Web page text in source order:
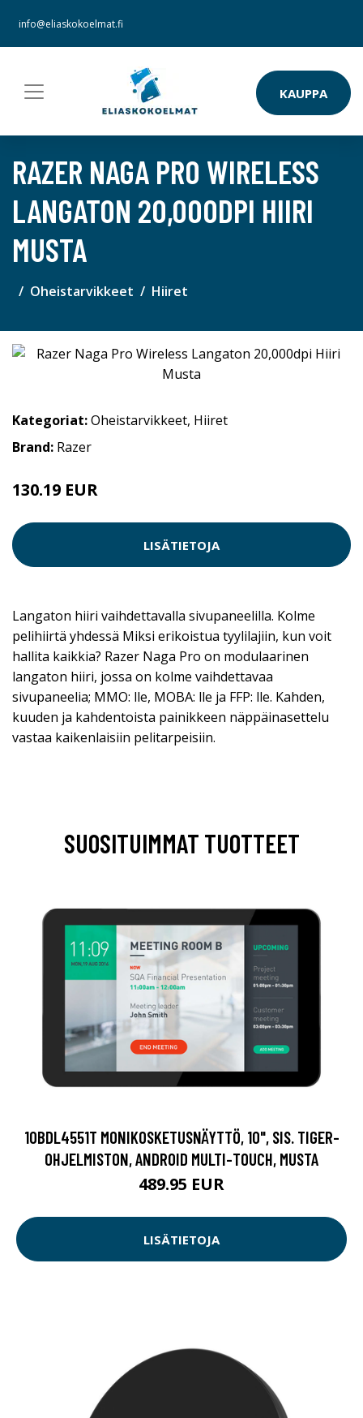
info@eliaskokoelmat.fi
KAUPPA
RAZER NAGA PRO WIRELESS
LANGATON 20,000DPI HIIRI
MUSTA
Oheistarvikkeet Hiiret
Kategoriat:Oheistarvikkeet, Hiiret
Brand: Razer
130.19 EUR
LISÄTIETOJA
Langaton hiiri vaihdettavalla sivupaneelilla. Kolme
pelihiirtä yhdessä Miksi erikoistua tyylilajiin, kun voit
hallita kaikkia? Razer Naga Pro on modulaarinen
langaton hiiri, jossa on kolme vaihdettavaa
sivupaneelia; MMO: lle, MOBA: lle ja FFP: lle. Kahden,
kuuden ja kahdentoista painikkeen näppäinasettelu
vastaa kaikenlaisiin pelitarpeisiin.
SUOSITUIMMAT TUOTTEET
10BDL4551T MONIKOSKETUSNÄYTTÖ, 10", SIS. TIGER-
OHJELMISTON, ANDROID MULTI-TOUCH, MUSTA
489.95 EUR
LISÄTIETOJA